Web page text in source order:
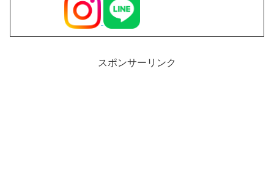
スポンサーリンク